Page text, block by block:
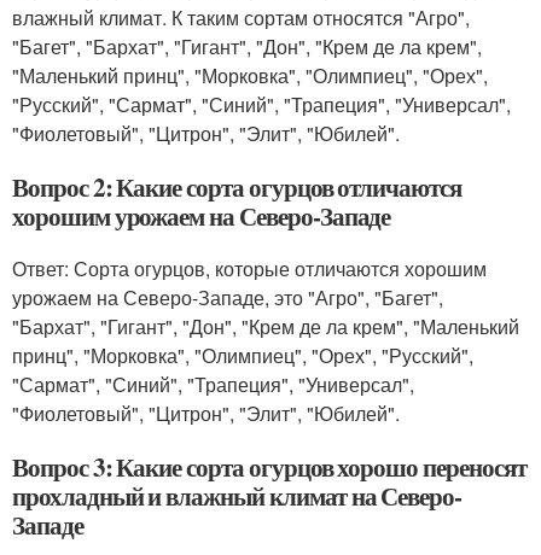
влажный климат. К таким сортам относятся "Агро",
"Багет", "Бархат", "Гигант", "Дон", "Крем де ла крем",
"Маленький принц", "Морковка", "Олимпиец", "Орех",
"Русский", "Сармат", "Синий", "Трапеция", "Универсал",
"Фиолетовый", "Цитрон", "Элит", "Юбилей".
Вопрос 2: Какие сорта огурцов отличаются
хорошим урожаем на Северо-Западе
Ответ: Сорта огурцов, которые отличаются хорошим
урожаем на Северо-Западе, это "Агро", "Багет",
"Бархат", "Гигант", "Дон", "Крем де ла крем", "Маленький
принц", "Морковка", "Олимпиец", "Орех", "Русский",
"Сармат", "Синий", "Трапеция", "Универсал",
"Фиолетовый", "Цитрон", "Элит", "Юбилей".
Вопрос 3: Какие сорта огурцов хорошо переносят
прохладный и влажный климат на Северо-
Западе